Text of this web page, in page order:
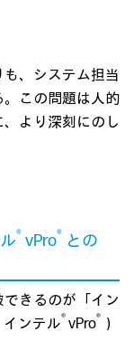
、システム担当
この問題は人的
より深刻にのし
® vPro® との
きるのが「イン
ンテル®vPro® ）